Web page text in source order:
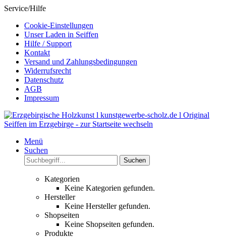
Service/Hilfe
Cookie-Einstellungen
Unser Laden in Seiffen
Hilfe / Support
Kontakt
Versand und Zahlungsbedingungen
Widerrufsrecht
Datenschutz
AGB
Impressum
Menü
Suchen
Suchen
Kategorien
Keine Kategorien gefunden.
Hersteller
Keine Hersteller gefunden.
Shopseiten
Keine Shopseiten gefunden.
Produkte